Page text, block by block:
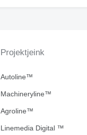
Projektjeink
Autoline™
Machineryline™
Agroline™
Linemedia Digital ™